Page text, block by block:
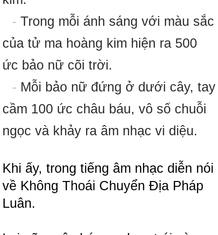
- Trong mỗi ánh sáng với màu sắc
của tử ma hoàng kim hiện ra 500
ức bảo nữ cõi trời.
- Mỗi bảo nữ đứng ở dưới cây, tay
cầm 100 ức châu báu, vô số chuỗi
ngọc và khảy ra âm nhạc vi diệu.
Khi ấy, trong tiếng âm nhạc diễn nói
về Không Thoái Chuyển Địa Pháp
Luân.